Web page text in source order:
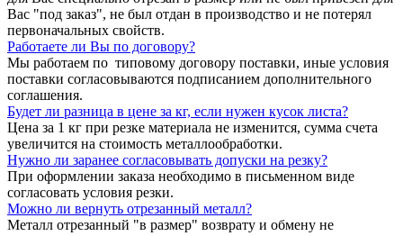
Вас "под заказ", не был отдан в производство и не потерял
первоначальных свойств.
Работаете ли Вы по договору?
Мы работаем по типовому договору поставки, иные условия
поставки согласовываются подписанием дополнительного
соглашения.
Будет ли разница в цене за кг, если нужен кусок листа?
Цена за 1 кг при резке материала не изменится, сумма счета
увеличится на стоимость металлообработки.
Нужно ли заранее согласовывать допуски на резку?
При оформлении заказа необходимо в письменном виде
согласовать условия резки.
Можно ли вернуть отрезанный металл?
Металл отрезанный "в размер" возврату и обмену не